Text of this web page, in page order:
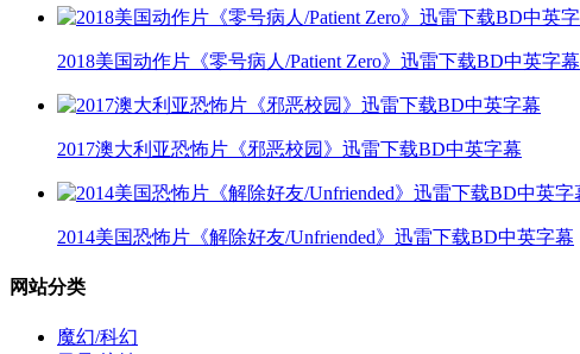
2018美国动作片《零号病人/Patient Zero》迅雷下载BD中英字幕
2017澳大利亚恐怖片《邪恶校园》迅雷下载BD中英字幕
2014美国恐怖片《解除好友/Unfriended》迅雷下载BD中英字幕
网站分类
魔幻/科幻